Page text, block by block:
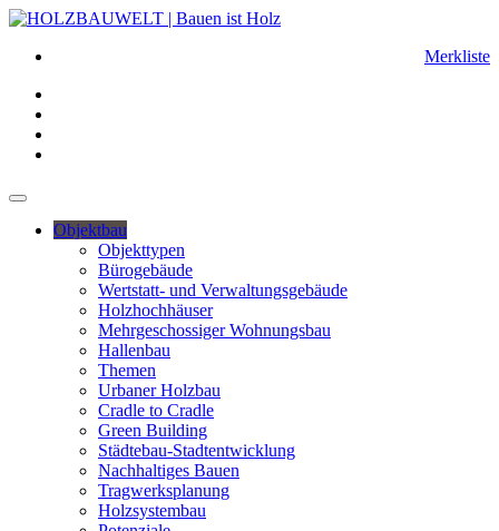
Merkliste
Objektbau
Objekttypen
Bürogebäude
Wertstatt- und Verwaltungsgebäude
Holzhochhäuser
Mehrgeschossiger Wohnungsbau
Hallenbau
Themen
Urbaner Holzbau
Cradle to Cradle
Green Building
Städtebau-Stadtentwicklung
Nachhaltiges Bauen
Tragwerksplanung
Holzsystembau